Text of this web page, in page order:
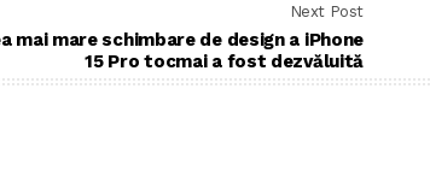
Next Post
mai mare schimbare de design a iPhone
15 Pro tocmai a fost dezvăluită